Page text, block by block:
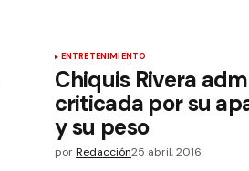
ENTRETENIMIENTO
Chiquis Rivera
criticada por su
y su peso
por Redacción25 abril, 2016